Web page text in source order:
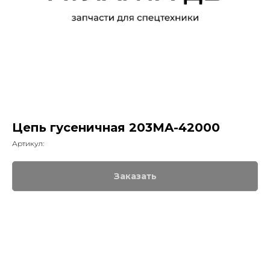
Цепь гусеничная 203МA-42000
Артикул:
Заказать